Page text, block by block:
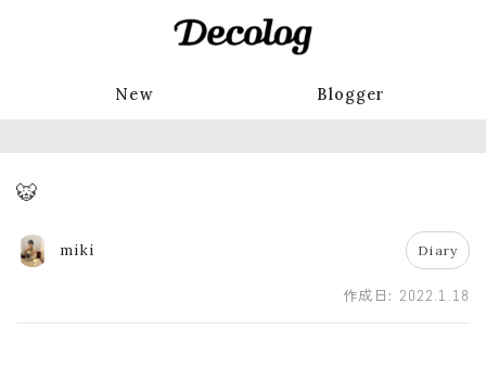
New Blogger
🐯
miki Diary
作成日: 2022.1.18